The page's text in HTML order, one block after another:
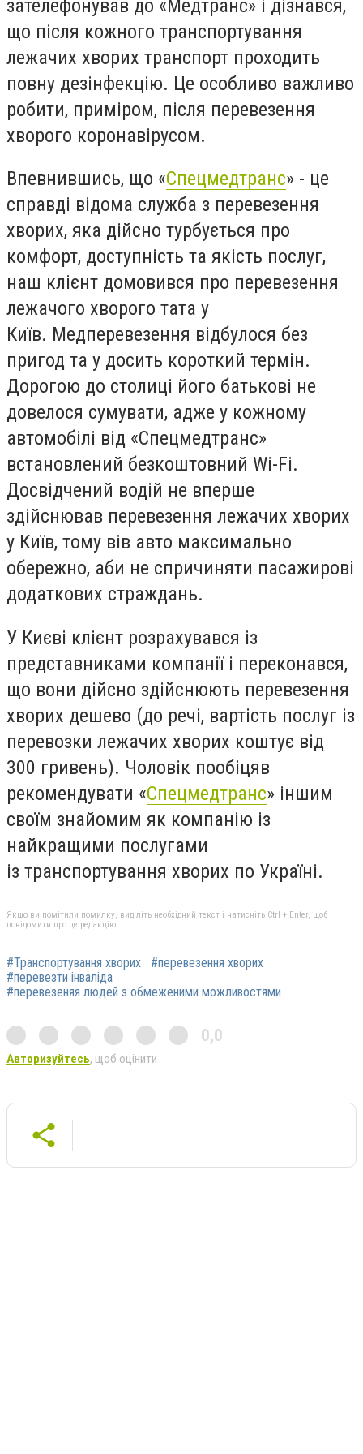
зателефонував до «Медтранс» і дізнався,
що після кожного транспортування
лежачих хворих транспорт проходить
повну дезінфекцію. Це особливо важливо
робити, приміром, після перевезення
хворого коронавірусом.
Впевнившись, що «Спецмедтранс» - це
справді відома служба з перевезення
хворих, яка дійсно турбується про
комфорт, доступність та якість послуг,
наш клієнт домовився про перевезення
лежачого хворого тата у
Київ. Медперевезення відбулося без
пригод та у досить короткий термін.
Дорогою до столиці його батькові не
довелося сумувати, адже у кожному
автомобілі від «Спецмедтранс»
встановлений безкоштовний Wi-Fi.
Досвідчений водій не вперше
здійснював перевезення лежачих хворих
у Київ, тому вів авто максимально
обережно, аби не спричиняти пасажирові
додаткових страждань.
У Києві клієнт розрахувався із
представниками компанії і переконався,
що вони дійсно здійснюють перевезення
хворих дешево (до речі, вартість послуг із
перевозки лежачих хворих коштує від
300 гривень). Чоловік пообіцяв
рекомендувати «Спецмедтранс» іншим
своїм знайомим як компанію із
найкращими послугами
із транспортування хворих по Україні.
Якщо ви помітили помилку, виділіть необхідний текст і натисніть Ctrl + Enter, щоб
повідомити про це редакцію
#Транспортування хворих
#перевезення хворих
#перевезти інваліда
#перевезеняя людей з обмеженими можливостями
0,0
Авторизуйтесь, щоб оцінити